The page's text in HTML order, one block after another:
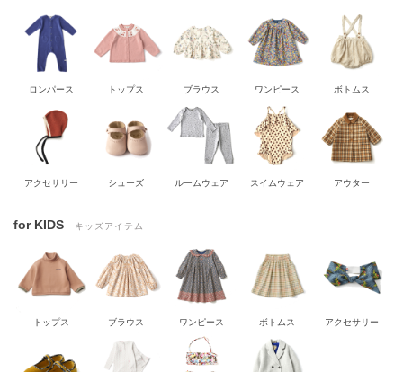
ロンパース トップス ブラウス ワンピース ボトムス
アクセサリー シューズ ルームウェア スイムウェア アウター
for KIDS キッズアイテム
トップス ブラウス ワンピース ボトムス アクセサリー